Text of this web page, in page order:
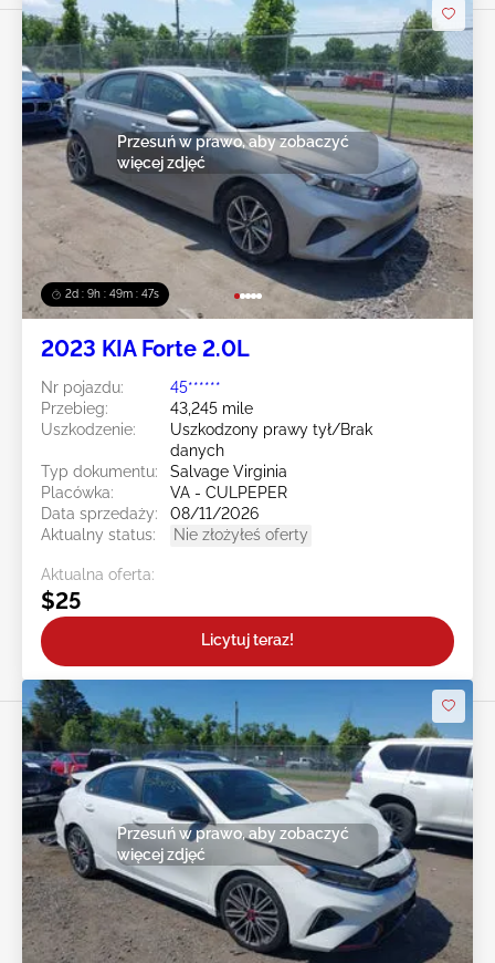
2d : 9h : 49m : 44s
Przesuń w prawo, aby zobaczyć
więcej zdjęć
2023 KIA Forte 2.0L
Nr pojazdu:
45******
Przebieg:
43,245 mile
Uszkodzenie:
Uszkodzony prawy tył/Brak
danych
Typ dokumentu:
Salvage Virginia
Placówka:
VA - CULPEPER
Data sprzedaży:
08/11/2026
Aktualny status:
Nie złożyłeś oferty
Aktualna oferta:
$25
Licytuj teraz!
Przesuń w prawo, aby zobaczyć
więcej zdjęć